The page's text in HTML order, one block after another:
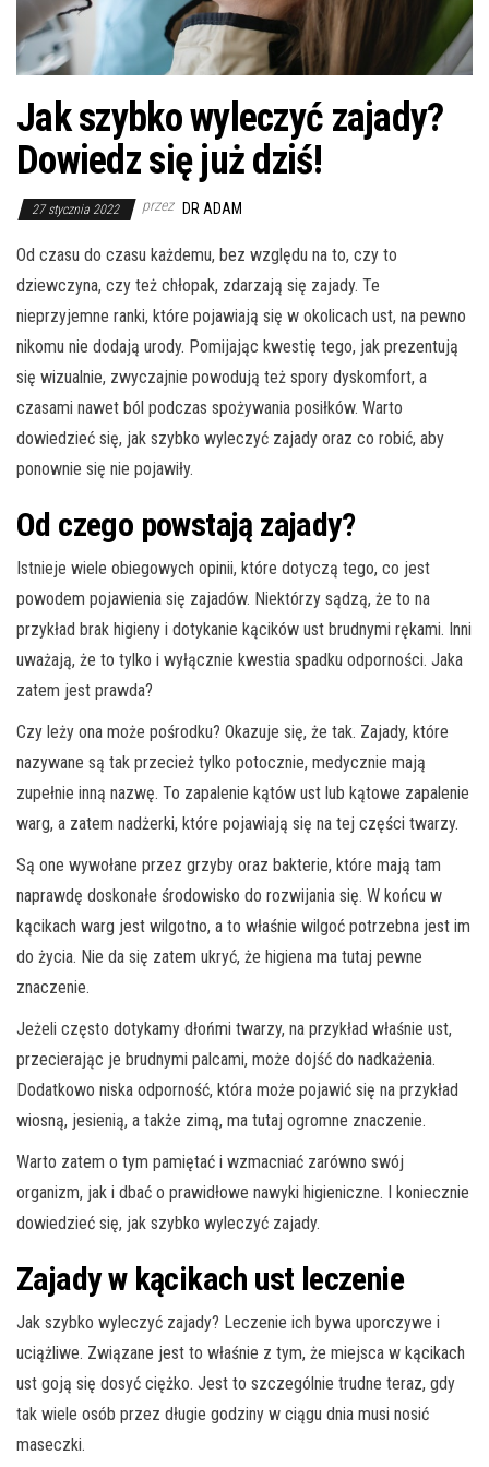
Jak szybko wyleczyć zajady?
Dowiedz się już dziś!
27 stycznia 2022 przez DR ADAM
Od czasu do czasu każdemu, bez względu na to, czy to
dziewczyna, czy też chłopak, zdarzają się zajady. Te
nieprzyjemne ranki, które pojawiają się w okolicach ust, na pewno
nikomu nie dodają urody. Pomijając kwestię tego, jak prezentują
się wizualnie, zwyczajnie powodują też spory dyskomfort, a
czasami nawet ból podczas spożywania posiłków. Warto
dowiedzieć się, jak szybko wyleczyć zajady oraz co robić, aby
ponownie się nie pojawiły.
Od czego powstają zajady?
Istnieje wiele obiegowych opinii, które dotyczą tego, co jest
powodem pojawienia się zajadów. Niektórzy sądzą, że to na
przykład brak higieny i dotykanie kącików ust brudnymi rękami. Inni
uważają, że to tylko i wyłącznie kwestia spadku odporności. Jaka
zatem jest prawda?
Czy leży ona może pośrodku? Okazuje się, że tak. Zajady, które
nazywane są tak przecież tylko potocznie, medycznie mają
zupełnie inną nazwę. To zapalenie kątów ust lub kątowe zapalenie
warg, a zatem nadżerki, które pojawiają się na tej części twarzy.
Są one wywołane przez grzyby oraz bakterie, które mają tam
naprawdę doskonałe środowisko do rozwijania się. W końcu w
kącikach warg jest wilgotno, a to właśnie wilgoć potrzebna jest im
do życia. Nie da się zatem ukryć, że higiena ma tutaj pewne
znaczenie.
Jeżeli często dotykamy dłońmi twarzy, na przykład właśnie ust,
przecierając je brudnymi palcami, może dojść do nadkażenia.
Dodatkowo niska odporność, która może pojawić się na przykład
wiosną, jesienią, a także zimą, ma tutaj ogromne znaczenie.
Warto zatem o tym pamiętać i wzmacniać zarówno swój
organizm, jak i dbać o prawidłowe nawyki higieniczne. I koniecznie
dowiedzieć się, jak szybko wyleczyć zajady.
Zajady w kącikach ust leczenie
Jak szybko wyleczyć zajady? Leczenie ich bywa uporczywe i
uciążliwe. Związane jest to właśnie z tym, że miejsca w kącikach
ust goją się dosyć ciężko. Jest to szczególnie trudne teraz, gdy
tak wiele osób przez długie godziny w ciągu dnia musi nosić
maseczki.